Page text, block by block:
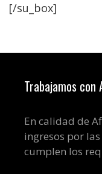
[/su_box]
Trabajamos con
En calidad de
ingresos por
cumplen los